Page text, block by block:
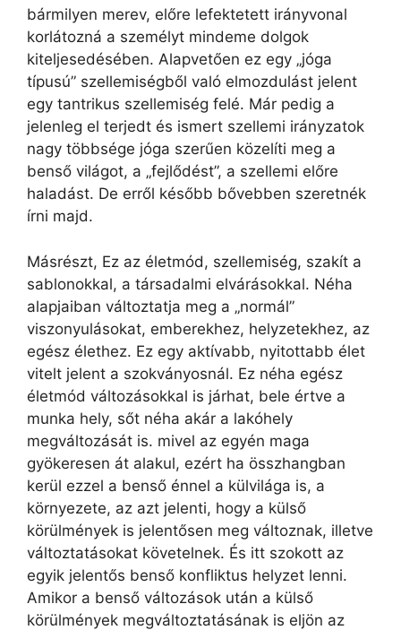
bármilyen merev, előre lefektetett irányvonal
korlátozná a személyt mindeme dolgok
kiteljesedésében. Alapvetően ez egy „jóga
típusú” szellemiségből való elmozdulást jelent
egy tantrikus szellemiség felé. Már pedig a
jelenleg el terjedt és ismert szellemi irányzatok
nagy többsége jóga szerűen közelíti meg a
benső világot, a „fejlődést”, a szellemi előre
haladást. De erről később bővebben szeretnék
írni majd.
Másrészt, Ez az életmód, szellemiség, szakít a
sablonokkal, a társadalmi elvárásokkal. Néha
alapjaiban változtatja meg a „normál”
viszonyulásokat, emberekhez, helyzetekhez, az
egész élethez. Ez egy aktívabb, nyitottabb élet
vitelt jelent a szokványosnál. Ez néha egész
életmód változásokkal is járhat, bele értve a
munka hely, sőt néha akár a lakóhely
megváltozását is. mivel az egyén maga
gyökeresen át alakul, ezért ha összhangban
kerül ezzel a benső énnel a külvilága is, a
környezete, az azt jelenti, hogy a külső
körülmények is jelentősen meg változnak, illetve
változtatásokat követelnek. És itt szokott az
egyik jelentős benső konfliktus helyzet lenni.
Amikor a benső változások után a külső
körülmények megváltoztatásának is eljön az